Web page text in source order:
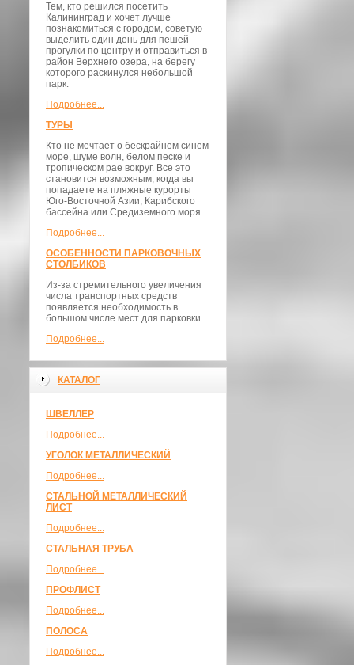
Тем, кто решился посетить
Калининград и хочет лучше
познакомиться с городом, советую
выделить один день для пешей
прогулки по центру и отправиться в
район Верхнего озера, на берегу
которого раскинулся небольшой
парк.
Подробнее...
ТУРЫ
Кто не мечтает о бескрайнем синем
море, шуме волн, белом песке и
тропическом рае вокруг. Все это
становится возможным, когда вы
попадаете на пляжные курорты
Юго-Восточной Азии, Карибского
бассейна или Средиземного моря.
Подробнее...
ОСОБЕННОСТИ ПАРКОВОЧНЫХ
СТОЛБИКОВ
Из-за стремительного увеличения
числа транспортных средств
появляется необходимость в
большом числе мест для парковки.
Подробнее...
КАТАЛОГ
ШВЕЛЛЕР
Подробнее...
УГОЛОК МЕТАЛЛИЧЕСКИЙ
Подробнее...
СТАЛЬНОЙ МЕТАЛЛИЧЕСКИЙ
ЛИСТ
Подробнее...
СТАЛЬНАЯ ТРУБА
Подробнее...
ПРОФЛИСТ
Подробнее...
ПОЛОСА
Подробнее...